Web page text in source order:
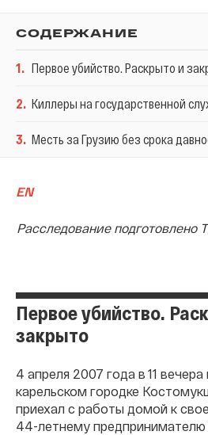
СОДЕРЖАНИЕ
1. Первое убийство. Раскрыто и
2. Киллеры на государственной
3. Месть за Грузию без срока
EN
Расследование подготовлено
Первое убийство.
закрыто
4 апреля 2007 года в 11
карельском городке
приехал с работы домой к
44-летнему предпринимателю